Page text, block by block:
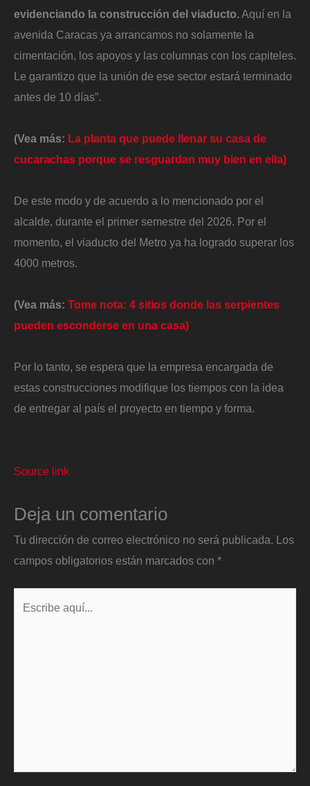
evidenciando la construcción del viaducto.Aquí en la
avenida Caracas ya arrancamos no solamente la
cimentación, los apoyos y las columnas con los capiteles.
Le garantizo que la unión de ese sector estará terminado
antes de 10 días”.
(Vea más: La planta que puede llenar su casa de
cucarachas porque se resguardan muy bien en ella)
De este modo y de acuerdo a lo mencionado por el
alcalde, durante el primer semestre del 2026. Por el
momento, el viaducto del Metro ya ha logrado superar los
4000 metros.
(Vea más: Tome nota: 4 sitios donde las serpientes
pueden esconderse en una casa)
Por lo tanto, se espera que la empresa encargada de
estas construcciones modifique los tiempos con la idea
de entregar al país el proyecto en tiempo y forma.
Source link
Deja un comentario
Tu dirección de correo electrónico no será publicada. Los
campos obligatorios están marcados con *